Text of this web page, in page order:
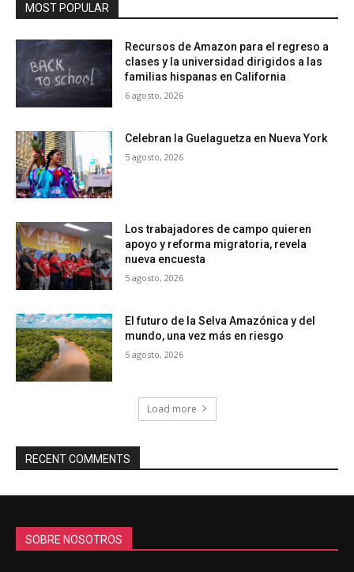
MOST POPULAR
Recursos de Amazon para el regreso a
clases y la universidad dirigidos a las
familias hispanas en California
6 agosto, 2026
Celebran la Guelaguetza en Nueva York
5 agosto, 2026
Los trabajadores de campo quieren
apoyo y reforma migratoria, revela
nueva encuesta
5 agosto, 2026
El futuro de la Selva Amazónica y del
mundo, una vez más en riesgo
5 agosto, 2026
Load more
RECENT COMMENTS
SOBRE NOSOTROS